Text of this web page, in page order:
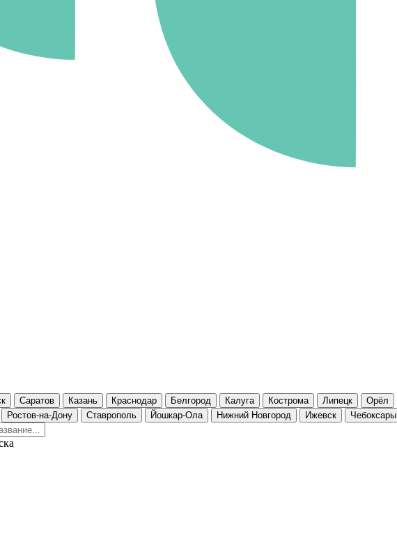
Саратов Казань Краснодар Белгород Калуга Кострома Липецк Орёл
Ростов-на-Дону Ставрополь Йошкар-Ола Нижний Новгород Ижевск Чебоксары